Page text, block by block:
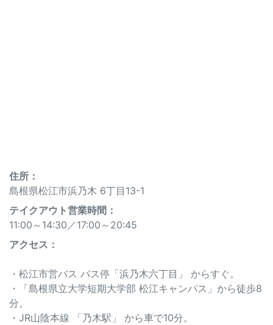
住所：
島根県松江市浜乃木 6丁目13-1
テイクアウト営業時間：
11:00～14:30 ／17:00～20:45
アクセス：
・松江市営バス バス停「浜乃木六丁目」 からすぐ。
・「島根県立大学短期大学部 松江キャンパス」から徒歩8
分。
・JR山陰本線 「乃木駅」 から車で10分。